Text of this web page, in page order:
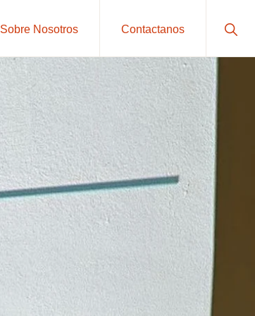
Sobre Nosotros Contactanos
Show